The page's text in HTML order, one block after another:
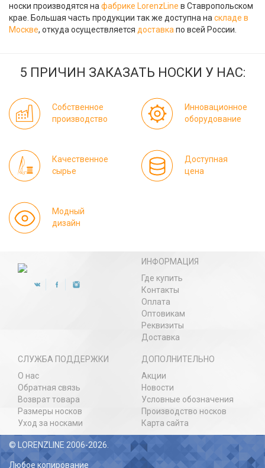
носки производятся нафабрике LorenzLine в Ставропольском
крае. Большая часть продукции так же доступна наскладе в
Москве, откуда осуществляется доставкапо всей России.
5 ПРИЧИН ЗАКАЗАТЬ НОСКИ У НАС:
Собственное
производство
Инновационное
оборудование
Качественное
сырье
Доступная
цена
Модный
дизайн
ИНФОРМАЦИЯ
Где купить
Контакты
Оплата
Оптовикам
Реквизиты
Доставка
СЛУЖБА ПОДДЕРЖКИ
О нас
Обратная связь
Возврат товара
Размеры носков
Уход за носками
ДОПОЛНИТЕЛЬНО
Акции
Новости
Условные обозначения
Производство носков
Карта сайта
© LORENZLINE 2006-2026.
Любое копирование